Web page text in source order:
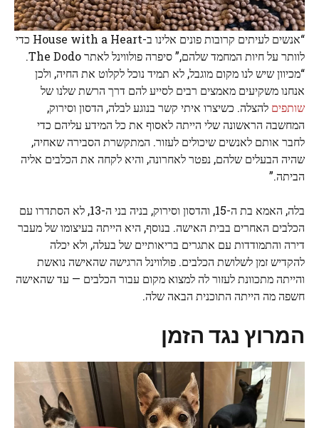
“אנשים לעיתים קרובות פונים אלינו ב-House with a Heart כדי
לוותר על חיות המחמד שלהם,” סיפרה פולווינל לאתר The Dodo.
“מכיוון שיש לנו מקום מוגבל, לא תמיד נוכל לקלוט את החיה, ולכן
אנחנו משקיעים מאמצים רבים לסייע להם דרך הרשת שלנו של
שותפים להצלה. כשיצרו איתי קשר בנוגע לבלה, הדסון וסירוק,
המחשבה הראשונה שלי הייתה לאסוף את כל המידע עליהם כדי
לחבר אותם לאנשים שיכולים לעזור. המתקשרת הסבירה שאחיה,
שהיה הבעלים שלהם, נפטר לאחרונה, והיא לקחה את הכלבים אליה
הביתה.”
בלה, האמא בת ה-15, והדסון וסירוק, בניה בני ה-13, לא הסתדרו עם
הכלבים האחרים בבית האישה. בנוסף, היא הייתה בעיצומו של מעבר
דירה והתמודדות עם אתגרים בריאותיים של בעלה, ולא יכלה
להקדיש זמן לשלושת הכלבים. פולווינל הרגישה שהאישה נואשת
והייתה מתכוונת לעזור לה למצוא מקום עבור הכלבים — עד שהאישה
חשפה מה הייתה התוכנית הבאה שלה.
המרוץ נגד הזמן